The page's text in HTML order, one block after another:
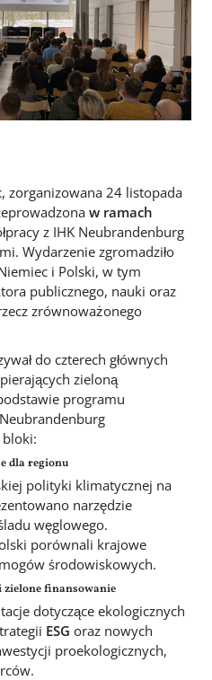
, zorganizowana 24 listopada
w ramach
z IHK Neubrandenburg
Wydarzenie zgromadziło
i Polski, w tym
publicznego, nauki oraz
zrównoważonego
do czterech głównych
zieloną
programu
dla regionu
polityki klimatycznej na
narzędzie
węglowego.
porównali krajowe
środowiskowych.
zielone finansowanie
dotyczące ekologicznych
ESG oraz nowych
proekologicznych,